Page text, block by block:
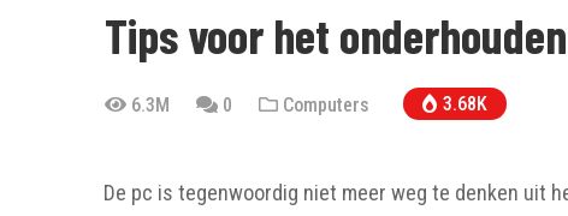
Tips voor het
6.3M 0 Computers 3.68K
De pc is tegenwoordig niet meer weg te denken uit